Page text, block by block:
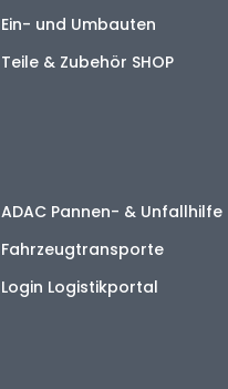
Ein- und Umbauten
Teile & Zubehör SHOP
ADAC Pannen- & Unfallhilfe
Fahrzeugtransporte
Login Logistikportal